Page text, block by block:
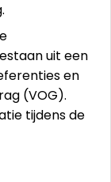
uit een
en
(VOG).
tijdens de